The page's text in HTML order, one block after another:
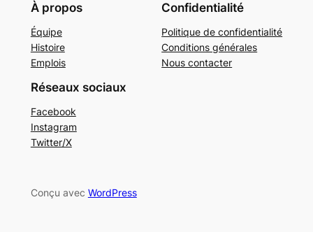
À propos
Équipe
Histoire
Emplois
Confidentialité
Politique de confidentialité
Conditions générales
Nous contacter
Réseaux sociaux
Facebook
Instagram
Twitter/X
Conçu avec WordPress